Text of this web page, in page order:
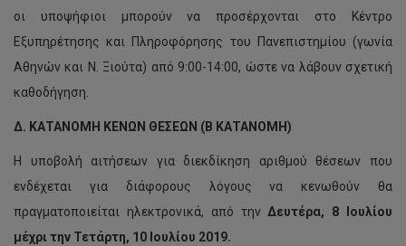
οι υποψήφιοι μπορούν να προσέρχονται στο Κέντρο
Εξυπηρέτησης και Πληροφόρησης του Πανεπιστημίου (γωνία
Αθηνών και Ν. Ξιούτα) από 9:00-14:00, ώστε να λάβουν σχετική
καθοδήγηση.
Δ. ΚΑΤΑΝΟΜΗ ΚΕΝΩΝ ΘΕΣΕΩΝ (Β ΚΑΤΑΝΟΜΗ)
Η υποβολή αιτήσεων για διεκδίκηση αριθμού θέσεων που
ενδέχεται για διάφορους λόγους να κενωθούν θα
πραγματοποιείται ηλεκτρονικά, από τηνΔευτέρα, 8 Ιουλίου
μέχρι την Τετάρτη, 10 Ιουλίου 2019.